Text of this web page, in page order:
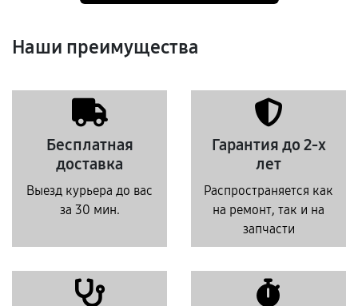
Наши преимущества
Бесплатная
доставка
Выезд курьера до вас
за 30 мин.
Гарантия до 2-х
лет
Распространяется как
на ремонт, так и на
запчасти